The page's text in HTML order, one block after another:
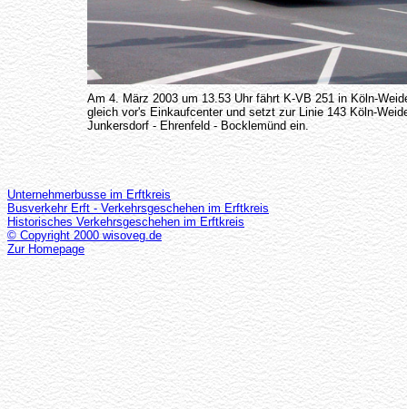
Am 4. März 2003 um 13.53 Uhr fährt K-VB 251 in Köln-
gleich vor's Einkaufcenter und setzt zur Linie 143 Köln-
Junkersdorf - Ehrenfeld - Bocklemünd ein.
Unternehmerbusse im Erftkreis
Busverkehr Erft - Verkehrsgeschehen im Erftkreis
Historisches Verkehrsgeschehen im Erftkreis
© Copyright 2000 wisoveg.de
Zur Homepage